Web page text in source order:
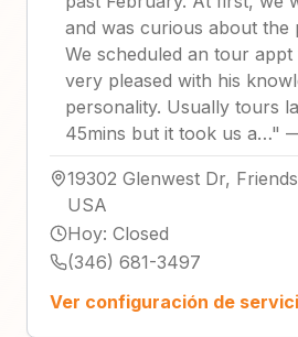
and was curious about the
We scheduled an tour
very pleased with his
personality. Usually tours
45mins but it took us a…"
19302 Glenwest Dr,
USA
Hoy: Closed
(346) 681-3497
Ver configuración de